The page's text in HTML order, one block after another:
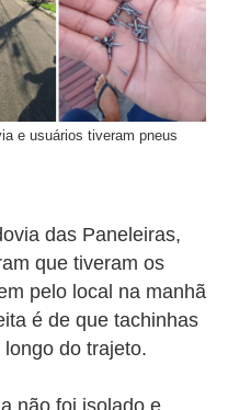
e usuários tiveram pneus
das Paneleiras,
que tiveram os
pelo local na manhã
é de que tachinhas
do trajeto.
não foi isolado e